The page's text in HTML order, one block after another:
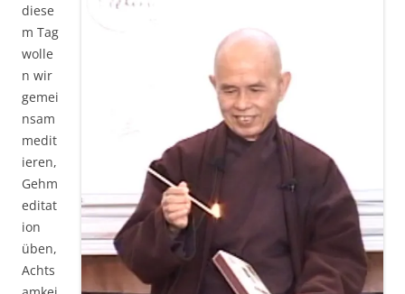
diese
m Tag
wolle
n wir
gemei
nsam
medit
ieren,
Gehm
editat
ion
üben,
Achts